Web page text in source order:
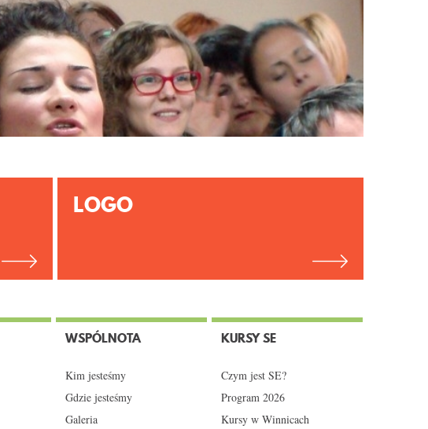
LOGO
WSPÓLNOTA
Kim jesteśmy
Gdzie jesteśmy
Galeria
KURSY SE
Czym jest SE?
Program 2026
Kursy w Winnicach